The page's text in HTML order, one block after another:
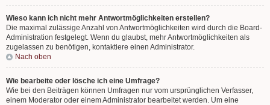
Wieso kann ich nicht mehr Antwortmöglichkeiten erstellen?
Die maximal zulässige Anzahl von Antwortmöglichkeiten wird durch die Board-
Administration festgelegt. Wenn du glaubst, mehr Antwortmöglichkeiten als
zugelassen zu benötigen, kontaktiere einen Administrator.
Nach oben
Wie bearbeite oder lösche ich eine Umfrage?
Wie bei den Beiträgen können Umfragen nur vom ursprünglichen Verfasser,
einem Moderator oder einem Administrator bearbeitet werden. Um eine